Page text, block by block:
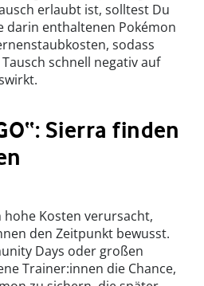
erlaubt ist, solltest Du
darin enthaltenen Pokémon
sodass
schnell negativ auf
Sierra finden
hohe Kosten verursacht,
den Zeitpunkt bewusst.
Days oder großen
Trainer:innen die Chance,